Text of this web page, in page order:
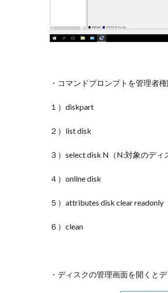
・コマンドプロンプトを管理者
１）diskpart
２）list disk
３）select disk N（N:対象のディ
４）online disk
５）attributes disk clear readonly
６）clean
・ディスクの管理画面を開くと